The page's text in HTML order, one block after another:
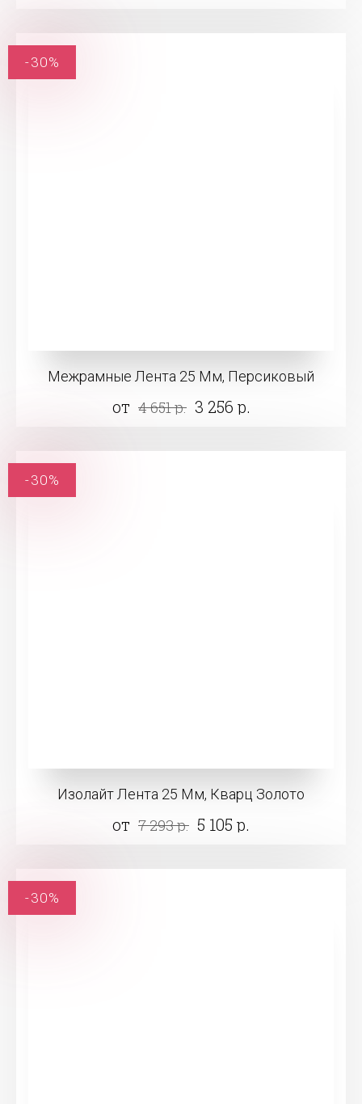
Межрамные Лента 25 Мм, Персиковый
от 4 651 р. 3 256 р.
-30%
Изолайт Лента 25 Мм, Кварц Золото
от 7 293 р. 5 105 р.
-30%
-30%